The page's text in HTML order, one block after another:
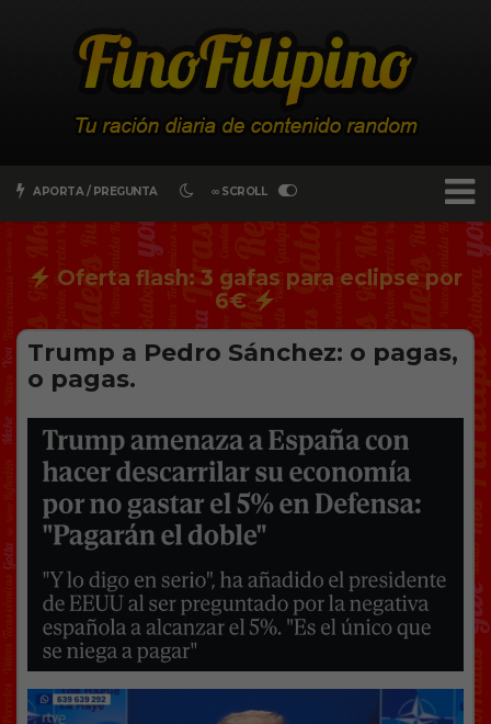
APORTA / PREGUNTA ∞ SCROLL
Oferta flash: 3 gafas para eclipse por
6€
Trump a Pedro Sánchez: o pagas,
o pagas.